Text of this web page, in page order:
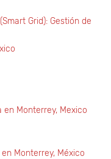
Grid): Gestión de
en Monterrey, Mexico
Monterrey, México